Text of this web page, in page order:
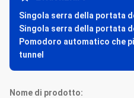
Singola serra della portata
Singola serra della portata
Pomodoro automatico che
tunnel
Nome di prodotto: